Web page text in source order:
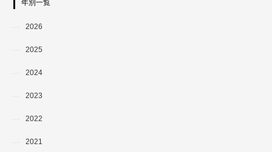
年別一覧
2026
2025
2024
2023
2022
2021